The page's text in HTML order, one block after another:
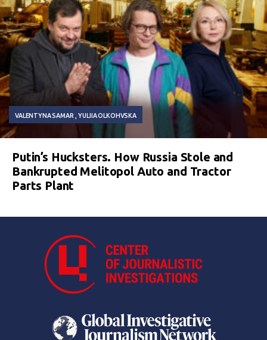
VALENTYNA SAMAR YULIIA OLKOHVSKA
Putin’s Hucksters. How Russia Stole and
Bankrupted Melitopol Auto and Tractor
Parts Plant